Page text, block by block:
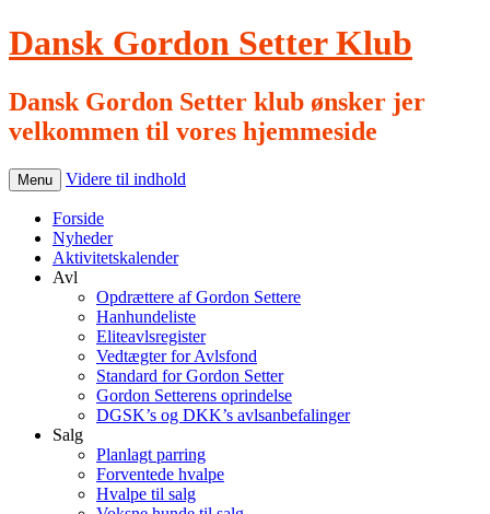
Dansk Gordon Setter Klub
Dansk Gordon Setter klub ønsker jer
velkommen til vores hjemmeside
Menu Videre til indhold
Forside
Nyheder
Aktivitetskalender
Avl
Opdrættere af Gordon Settere
Hanhundeliste
Eliteavlsregister
Vedtægter for Avlsfond
Standard for Gordon Setter
Gordon Setterens oprindelse
DGSK’s og DKK’s avlsanbefalinger
Salg
Planlagt parring
Forventede hvalpe
Hvalpe til salg